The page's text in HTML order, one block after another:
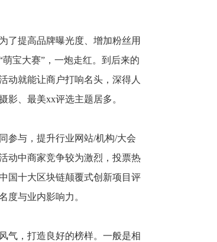
了提高品牌曝光度、增加粉丝用
萌宝大赛”，一炮走红。到后来的
就能让商户打响名头，深得人
影、最美xx评选主题居多。
参与，提升行业网站/机构/大会
动中商家竞争较为激烈，投票热
国十大区块链颠覆式创新项目评
度与业内影响力。
气，打造良好的榜样。一般是相